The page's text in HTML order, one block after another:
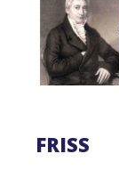
FRISS